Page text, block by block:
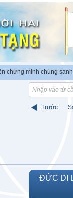
sanh cấp bậc tu
Trước
ĐỨC DI